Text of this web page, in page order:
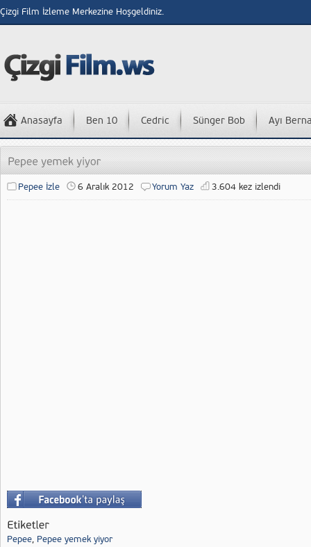
Çizgi Film İzleme Merkezine Hoşgeldiniz.
Anasayfa Ben 10 Cedric Sünger Bob Ayı
Pepee İzle 6 Aralık 2012 Yorum Yaz 3.604 kez izlendi
Pepee, Pepee yemek yiyor